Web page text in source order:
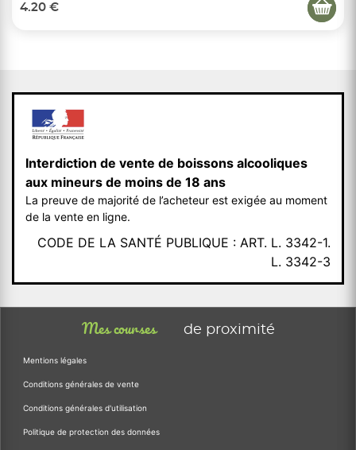
4.20 €
Interdiction de vente de boissons alcooliques
aux mineurs de moins de 18 ans
La preuve de majorité de l’acheteur est exigée au moment
de la vente en ligne.
CODE DE LA SANTÉ PUBLIQUE : ART. L. 3342-1.
L. 3342-3
Mes courses de proximité
Mentions légales
Conditions générales de vente
Conditions générales d'utilisation
Politique de protection des données